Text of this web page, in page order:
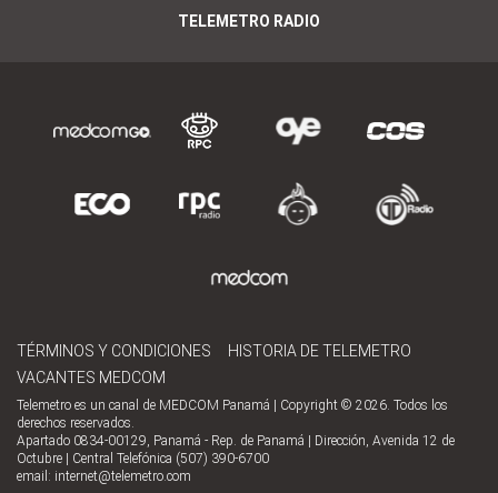
TELEMETRO RADIO
TÉRMINOS Y CONDICIONES
HISTORIA DE TELEMETRO
VACANTES MEDCOM
Telemetro es un canal de MEDCOM Panamá | Copyright © 2026. Todos los
derechos reservados.
Apartado 0834-00129, Panamá - Rep. de Panamá | Dirección, Avenida 12 de
Octubre | Central Telefónica (507) 390-6700
email: internet@telemetro.com